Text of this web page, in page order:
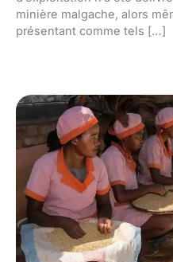
minière malgache, alors
présentant comme tels […]